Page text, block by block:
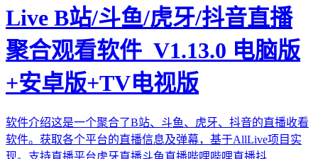
Live B站/斗鱼/虎牙/抖音直播
聚合观看软件_V1.13.0 电脑版
+安卓版+TV电视版
软件介绍这是一个聚合了B站、斗鱼、虎牙、抖音的直播收看
软件。获取各个平台的直播信息及弹幕，基于AllLive项目实
现。支持直播平台虎牙直播斗鱼直播哔哩哔哩直播抖...